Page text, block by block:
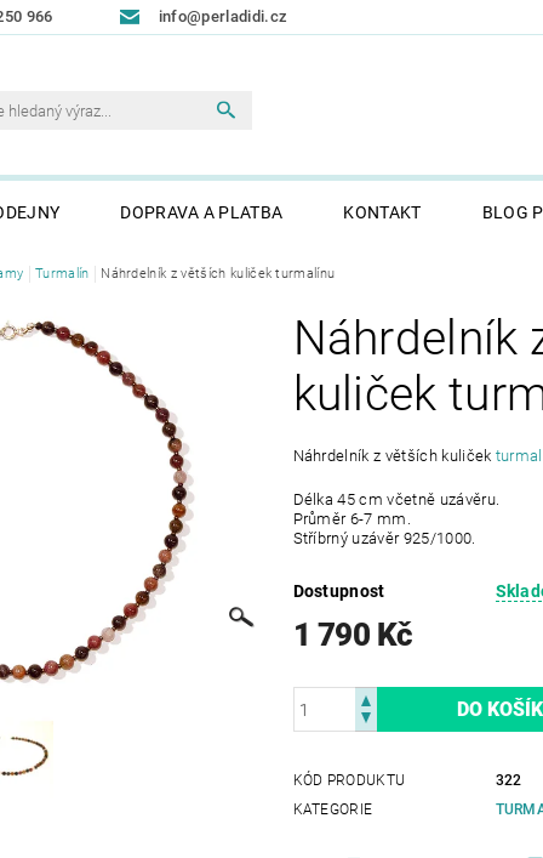
966 info@perladidi.cz
DOPRAVA A PLATBA KONTAKT BLOG
Turmalín Náhrdelník z větších kuliček turmalínu
Náhrdelník
kuliček
Náhrdelník z větších kuliček
Délka 45 cm včetně uzávěru.
Průměr 6-7 mm.
Stříbrný uzávěr 925/1000.
Dostupnost
1 790 Kč
KÓD PRODUKTU
322
KATEGORIE